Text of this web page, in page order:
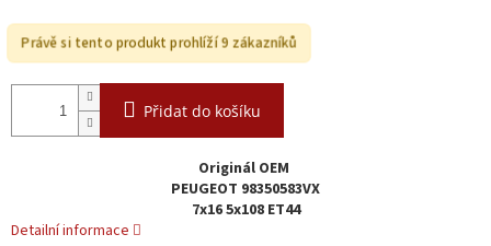
Právě si tento produkt prohlíží 9 zákazníků
Přidat do košíku
Originál OEM
PEUGEOT 98350583VX
7x16 5x108 ET44
Detailní informace